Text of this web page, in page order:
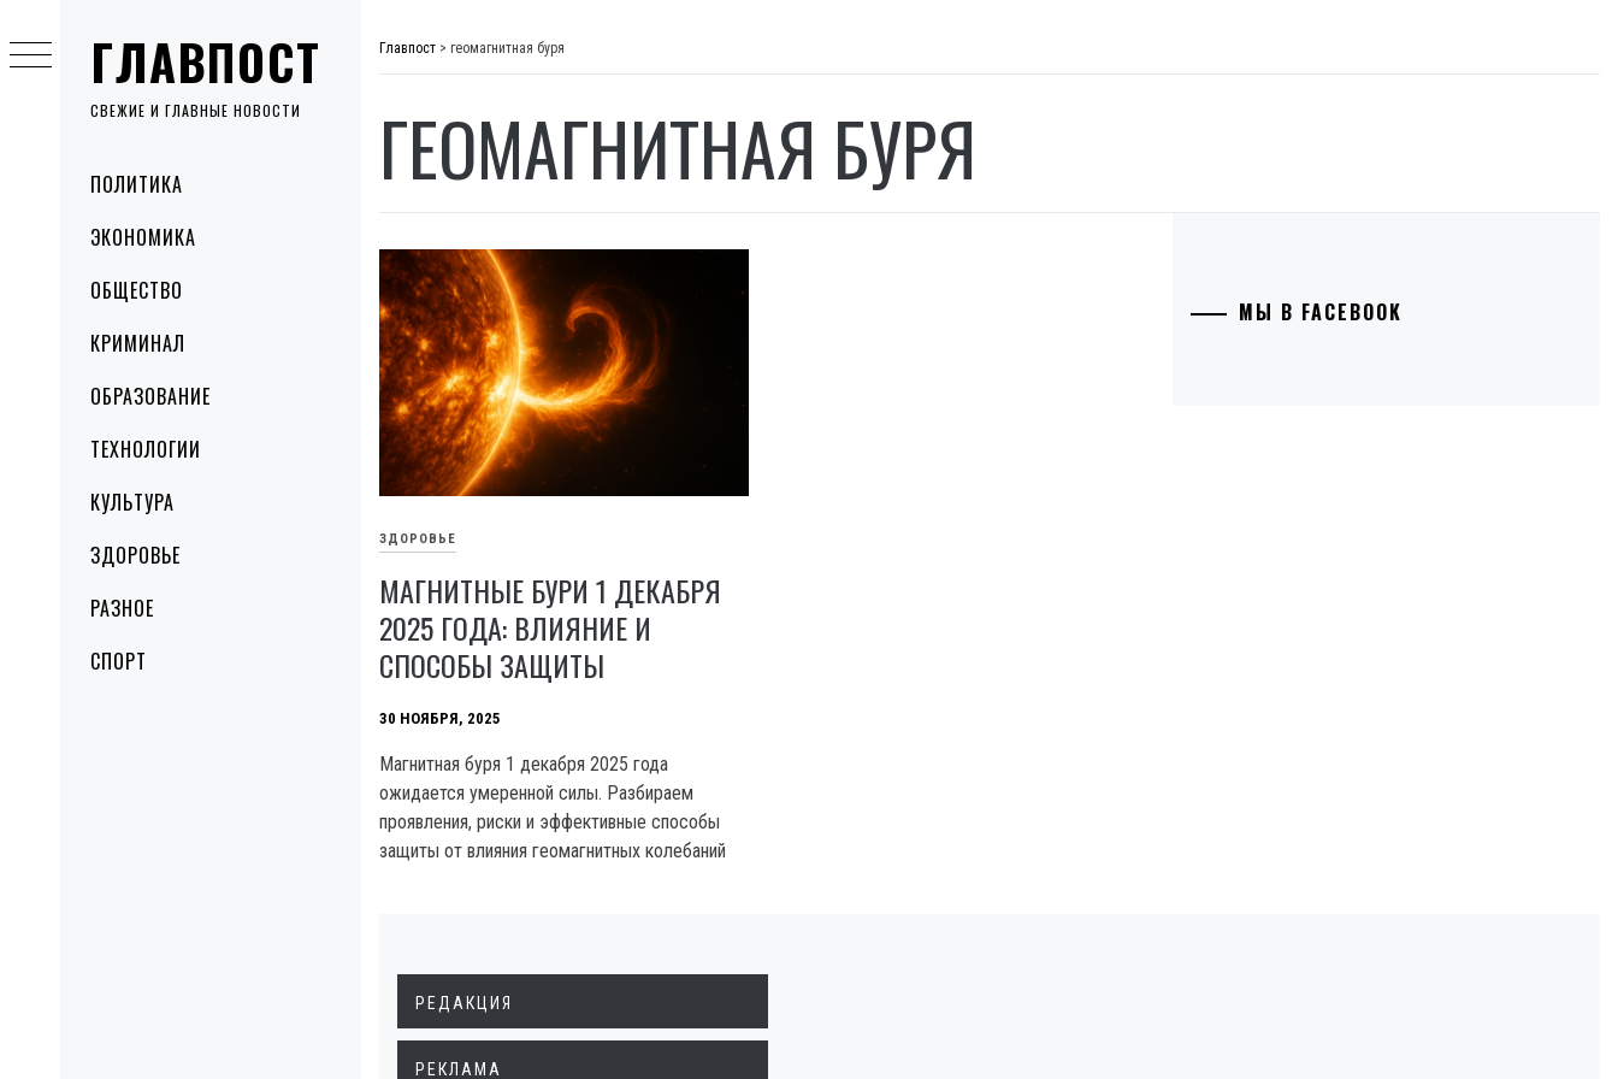
ГЛАВПОСТ
СВЕЖИЕ И ГЛАВНЫЕ НОВОСТИ
MenuПОЛИТИКА
ЭКОНОМИКА
ОБЩЕСТВО
КРИМИНАЛ
ОБРАЗОВАНИЕ
ТЕХНОЛОГИИ
КУЛЬТУРА
ЗДОРОВЬЕ
РАЗНОЕ
СПОРТ
to
content
Главпост > геомагнитная буря
ГЕОМАГНИТНАЯ БУРЯ
ЗДОРОВЬЕ
МАГНИТНЫЕ БУРИ 1 ДЕКАБРЯ
2025 ГОДА: ВЛИЯНИЕ И
СПОСОБЫ ЗАЩИТЫ
30 НОЯБРЯ, 2025
Магнитная буря 1 декабря 2025 года
ожидается умеренной силы. Разбираем
проявления, риски и эффективные способы
защиты от влияния геомагнитных колебаний
МЫ В FACEBOOK
РЕДАКЦИЯ
РЕКЛАМА